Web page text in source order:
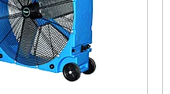
DL8800